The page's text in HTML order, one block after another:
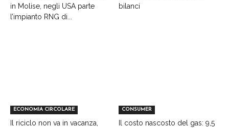
in Molise, negli USA parte
l’impianto RNG di...
bilanci
ECONOMIA CIRCOLARE
Il riciclo non va in vacanza,
CONSUMER
Il costo nascosto del gas: 9,5